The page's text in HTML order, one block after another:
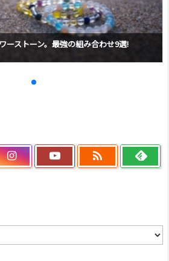
ーストーン。最強の組み合わせ9選!
